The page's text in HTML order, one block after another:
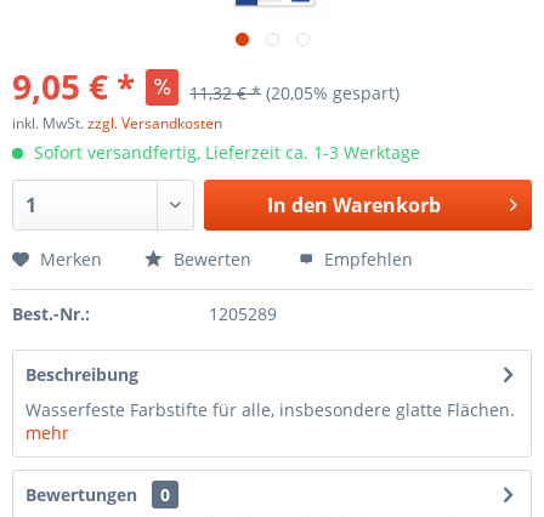
9,05 € * 11,32 € * (20,05% gespart)
inkl. MwSt.zzgl. Versandkosten
Sofort versandfertig, Lieferzeit ca. 1-3 Werktage
In den Warenkorb
Merken Bewerten Empfehlen
Best.-Nr.: 1205289
Beschreibung
Wasserfeste Farbstifte für alle, insbesondere glatte Flächen.
mehr
Bewertungen
0